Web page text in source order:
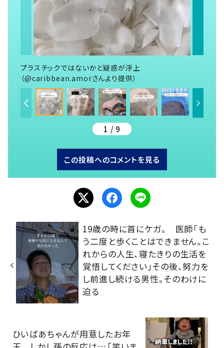
プラスチックではないかと疑惑が浮上
（@caribbean.amorさんより提供）
1 / 9
この投稿へのコメントを見る
19歳の時に首にケガ。 医師「も
う二度と歩くことはできません。こ
れからの人生、寝たきりの生活を
覚悟してください」その後、努力を
し前進し続ける男性。そのわけに
迫る
ひいばあちゃんが用意したお年